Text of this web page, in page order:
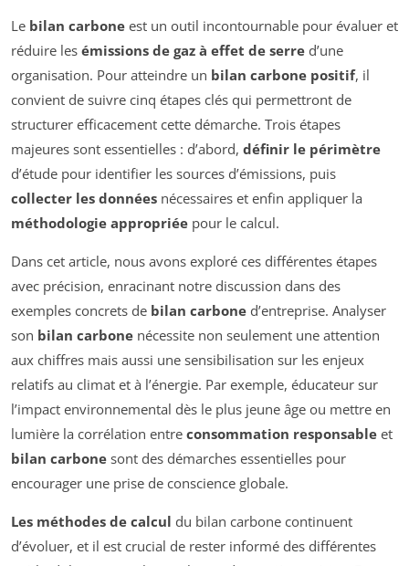
Le bilan carbone est un outil incontournable pour évaluer et
réduire les émissions de gaz à effet de serre d’une
organisation. Pour atteindre un bilan carbone positif, il
convient de suivre cinq étapes clés qui permettront de
structurer efficacement cette démarche. Trois étapes
majeures sont essentielles : d’abord, définir le périmètre
d’étude pour identifier les sources d’émissions, puis
collecter les données nécessaires et enfin appliquer la
méthodologie appropriée pour le calcul.
Dans cet article, nous avons exploré ces différentes étapes
avec précision, enracinant notre discussion dans des
exemples concrets de bilan carbone d’entreprise. Analyser
son bilan carbone nécessite non seulement une attention
aux chiffres mais aussi une sensibilisation sur les enjeux
relatifs au climat et à l’énergie. Par exemple, éducateur sur
l’impact environnemental dès le plus jeune âge ou mettre en
lumière la corrélation entre consommation responsable et
bilan carbone sont des démarches essentielles pour
encourager une prise de conscience globale.
Les méthodes de calcul du bilan carbone continuent
d’évoluer, et il est crucial de rester informé des différentes